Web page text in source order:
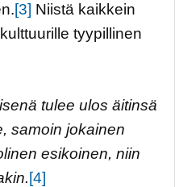
[3] Niistä kaikkein
tyypillinen
tulee ulos äitinsä
samoin jokainen
esikoinen, niin
[4]